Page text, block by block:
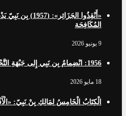
«أَنْقِذُوا
المُكَافِحَة
9 يونيو 2026
1956: انْضِمامُ بِن نَبِي إِلى جَبْهَةِ التَّحْرِيرِ الوَطَنِيِّ
18 مايو 2026
الْكِتَابُ الْخَامِسُ لِمَالِكِ بِنْ نَبِيّ: